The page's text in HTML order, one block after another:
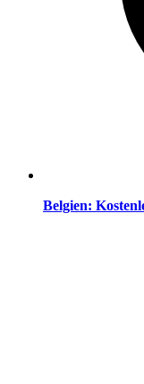
Belgien: